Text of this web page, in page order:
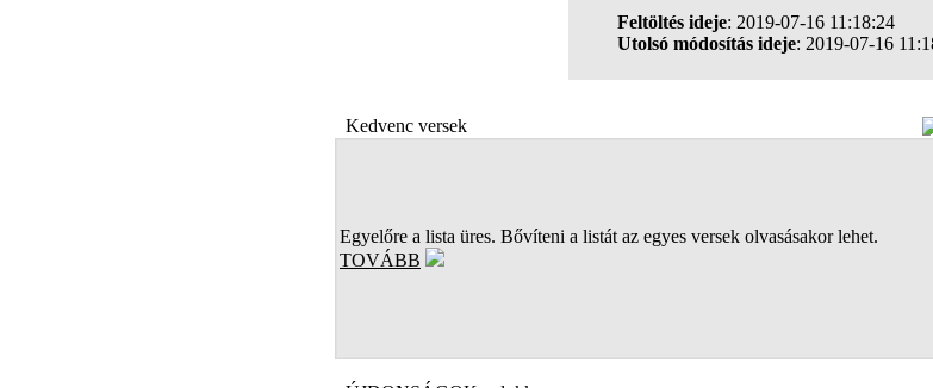
Feltöltés ideje: 2019-07-16 11:18:24
Utolsó módosítás ideje: 2019-07-16
Kedvenc versek
Egyelőre a lista üres. Bővíteni a listát az egyes versek olvasásakor lehet.
TOVÁBB